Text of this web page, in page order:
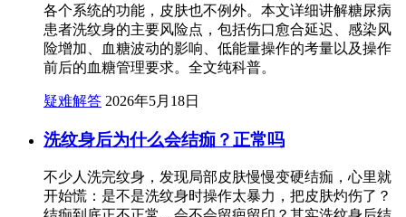
各个系统的功能，皮肤也不例外。本文详细讲解糖尿病
患者洗纹身的主要风险点，包括伤口愈合延迟、感染风
险增加、血糖波动的影响、低能量操作的考量以及操作
前后的血糖管理要求。全文纯科普。
疑难解答 2026年5月18日
洗纹身后为什么会结痂？正常吗
不少人洗完纹身，发现局部皮肤慢慢变硬结痂，心里就
开始慌：是不是洗纹身时操作太暴力，把皮肤灼伤了？